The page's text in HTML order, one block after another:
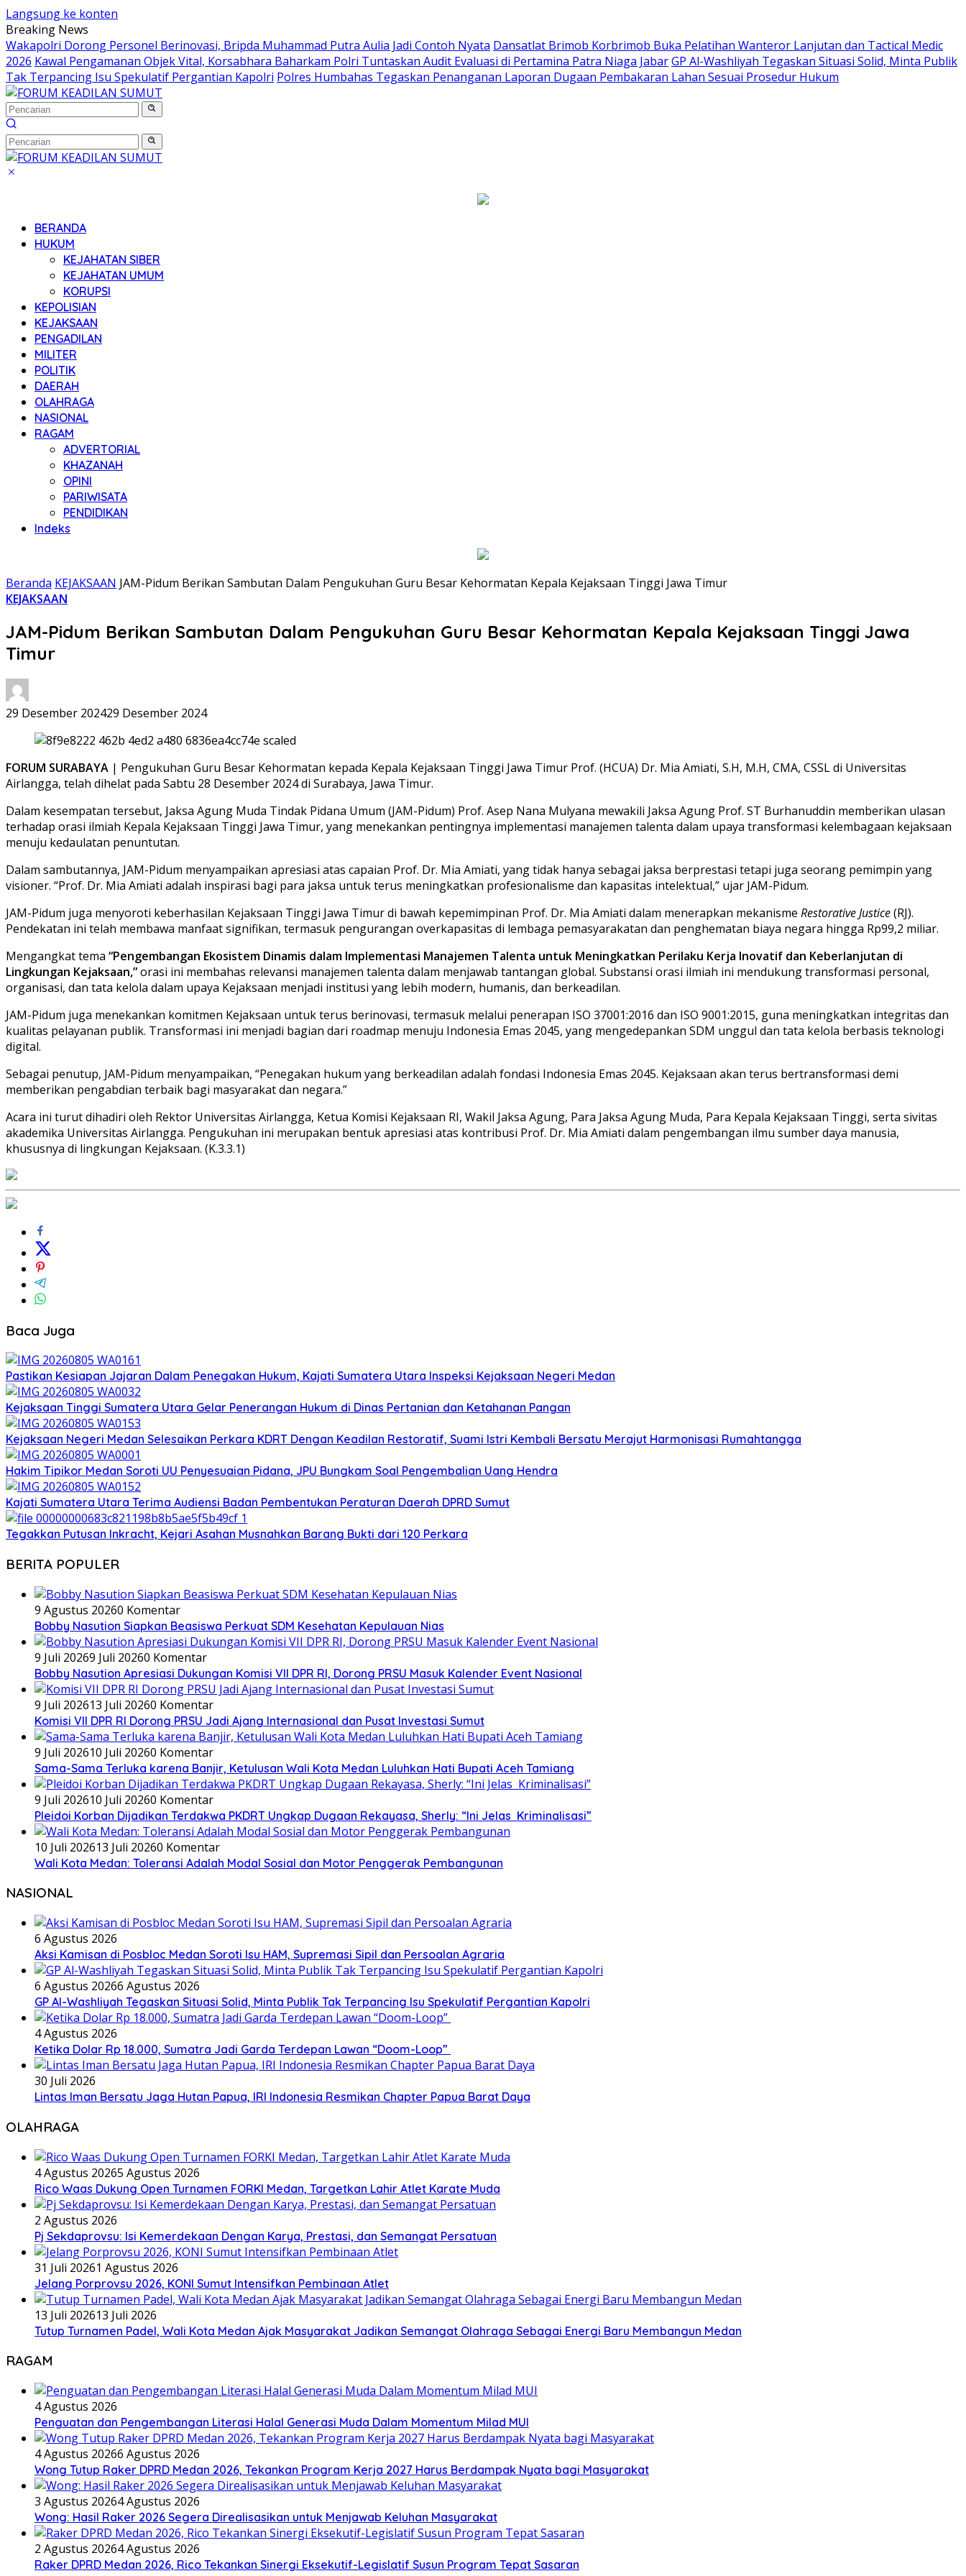
Langsung ke konten
Breaking News
Wakapolri Dorong Personel Berinovasi, Bripda Muhammad Putra Aulia Jadi Contoh Nyata Dansatlat Brimob Korbrimob Buka Pelatihan Wanteror Lanjutan dan Tactical Medic
2026 Kawal Pengamanan Objek Vital, Korsabhara Baharkam Polri Tuntaskan Audit Evaluasi di Pertamina Patra Niaga JabarGP Al-Washliyah Tegaskan Situasi Solid, Minta Publik
Tak Terpancing Isu Spekulatif Pergantian Kapolri Polres Humbahas Tegaskan Penanganan Laporan Dugaan Pembakaran Lahan Sesuai Prosedur Hukum
BERANDA
HUKUM
KEJAHATAN SIBER
KEJAHATAN UMUM
KORUPSI
KEPOLISIAN
KEJAKSAAN
PENGADILAN
MILITER
POLITIK
DAERAH
OLAHRAGA
NASIONAL
RAGAM
ADVERTORIAL
KHAZANAH
OPINI
PARIWISATA
PENDIDIKAN
Indeks
Beranda KEJAKSAAN JAM-Pidum Berikan Sambutan Dalam Pengukuhan Guru Besar Kehormatan Kepala Kejaksaan Tinggi Jawa Timur
KEJAKSAAN
JAM-Pidum Berikan Sambutan Dalam Pengukuhan Guru Besar Kehormatan Kepala Kejaksaan Tinggi Jawa
Timur
29 Desember 202429 Desember 2024
FORUM SURABAYA | Pengukuhan Guru Besar Kehormatan kepada Kepala Kejaksaan Tinggi Jawa Timur Prof. (HCUA) Dr. Mia Amiati, S.H, M.H, CMA, CSSL di Universitas
Airlangga, telah dihelat pada Sabtu 28 Desember 2024 di Surabaya, Jawa Timur.
Dalam kesempatan tersebut, Jaksa Agung Muda Tindak Pidana Umum (JAM-Pidum) Prof. Asep Nana Mulyana mewakili Jaksa Agung Prof. ST Burhanuddin memberikan ulasan
terhadap orasi ilmiah Kepala Kejaksaan Tinggi Jawa Timur, yang menekankan pentingnya implementasi manajemen talenta dalam upaya transformasi kelembagaan kejaksaan
menuju kedaulatan penuntutan.
Dalam sambutannya, JAM-Pidum menyampaikan apresiasi atas capaian Prof. Dr. Mia Amiati, yang tidak hanya sebagai jaksa berprestasi tetapi juga seorang pemimpin yang
visioner. “Prof. Dr. Mia Amiati adalah inspirasi bagi para jaksa untuk terus meningkatkan profesionalisme dan kapasitas intelektual,” ujar JAM-Pidum.
JAM-Pidum juga menyoroti keberhasilan Kejaksaan Tinggi Jawa Timur di bawah kepemimpinan Prof. Dr. Mia Amiati dalam menerapkan mekanisme Restorative Justice(RJ).
Pendekatan ini telah membawa manfaat signifikan, termasuk pengurangan overkapasitas di lembaga pemasyarakatan dan penghematan biaya negara hingga Rp99,2 miliar.
Mengangkat tema “Pengembangan Ekosistem Dinamis dalam Implementasi Manajemen Talenta untuk Meningkatkan Perilaku Kerja Inovatif dan Keberlanjutan di
Lingkungan Kejaksaan,”orasi ini membahas relevansi manajemen talenta dalam menjawab tantangan global. Substansi orasi ilmiah ini mendukung transformasi personal,
organisasi, dan tata kelola dalam upaya Kejaksaan menjadi institusi yang lebih modern, humanis, dan berkeadilan.
JAM-Pidum juga menekankan komitmen Kejaksaan untuk terus berinovasi, termasuk melalui penerapan ISO 37001:2016 dan ISO 9001:2015, guna meningkatkan integritas dan
kualitas pelayanan publik. Transformasi ini menjadi bagian dari roadmap menuju Indonesia Emas 2045, yang mengedepankan SDM unggul dan tata kelola berbasis teknologi
digital.
Sebagai penutup, JAM-Pidum menyampaikan, “Penegakan hukum yang berkeadilan adalah fondasi Indonesia Emas 2045. Kejaksaan akan terus bertransformasi demi
memberikan pengabdian terbaik bagi masyarakat dan negara.”
Acara ini turut dihadiri oleh Rektor Universitas Airlangga, Ketua Komisi Kejaksaan RI, Wakil Jaksa Agung, Para Jaksa Agung Muda, Para Kepala Kejaksaan Tinggi, serta sivitas
akademika Universitas Airlangga. Pengukuhan ini merupakan bentuk apresiasi atas kontribusi Prof. Dr. Mia Amiati dalam pengembangan ilmu sumber daya manusia,
khususnya di lingkungan Kejaksaan. (K.3.3.1)
Baca Juga
Pastikan Kesiapan Jajaran Dalam Penegakan Hukum, Kajati Sumatera Utara Inspeksi Kejaksaan Negeri Medan
Kejaksaan Tinggi Sumatera Utara Gelar Penerangan Hukum di Dinas Pertanian dan Ketahanan Pangan
Kejaksaan Negeri Medan Selesaikan Perkara KDRT Dengan Keadilan Restoratif, Suami Istri Kembali Bersatu Merajut Harmonisasi Rumahtangga
Hakim Tipikor Medan Soroti UU Penyesuaian Pidana, JPU Bungkam Soal Pengembalian Uang Hendra
Kajati Sumatera Utara Terima Audiensi Badan Pembentukan Peraturan Daerah DPRD Sumut
Tegakkan Putusan Inkracht, Kejari Asahan Musnahkan Barang Bukti dari 120 Perkara
BERITA POPULER
9 Agustus 20260 Komentar
Bobby Nasution Siapkan Beasiswa Perkuat SDM Kesehatan Kepulauan Nias
9 Juli 20269 Juli 20260 Komentar
Bobby Nasution Apresiasi Dukungan Komisi VII DPR RI, Dorong PRSU Masuk Kalender Event Nasional
9 Juli 202613 Juli 20260 Komentar
Komisi VII DPR RI Dorong PRSU Jadi Ajang Internasional dan Pusat Investasi Sumut
9 Juli 202610 Juli 20260 Komentar
Sama-Sama Terluka karena Banjir, Ketulusan Wali Kota Medan Luluhkan Hati Bupati Aceh Tamiang
9 Juli 202610 Juli 20260 Komentar
Pleidoi Korban Dijadikan Terdakwa PKDRT Ungkap Dugaan Rekayasa, Sherly: “Ini Jelas Kriminalisasi”
10 Juli 202613 Juli 20260 Komentar
Wali Kota Medan: Toleransi Adalah Modal Sosial dan Motor Penggerak Pembangunan
NASIONAL
6 Agustus 2026
Aksi Kamisan di Posbloc Medan Soroti Isu HAM, Supremasi Sipil dan Persoalan Agraria
6 Agustus 20266 Agustus 2026
GP Al-Washliyah Tegaskan Situasi Solid, Minta Publik Tak Terpancing Isu Spekulatif Pergantian Kapolri
4 Agustus 2026
Ketika Dolar Rp 18.000, Sumatra Jadi Garda Terdepan Lawan “Doom-Loop”
30 Juli 2026
Lintas Iman Bersatu Jaga Hutan Papua, IRI Indonesia Resmikan Chapter Papua Barat Daya
OLAHRAGA
4 Agustus 20265 Agustus 2026
Rico Waas Dukung Open Turnamen FORKI Medan, Targetkan Lahir Atlet Karate Muda
2 Agustus 2026
Pj Sekdaprovsu: Isi Kemerdekaan Dengan Karya, Prestasi, dan Semangat Persatuan
31 Juli 20261 Agustus 2026
Jelang Porprovsu 2026, KONI Sumut Intensifkan Pembinaan Atlet
13 Juli 202613 Juli 2026
Tutup Turnamen Padel, Wali Kota Medan Ajak Masyarakat Jadikan Semangat Olahraga Sebagai Energi Baru Membangun Medan
RAGAM
4 Agustus 2026
Penguatan dan Pengembangan Literasi Halal Generasi Muda Dalam Momentum Milad MUI
4 Agustus 20266 Agustus 2026
Wong Tutup Raker DPRD Medan 2026, Tekankan Program Kerja 2027 Harus Berdampak Nyata bagi Masyarakat
3 Agustus 20264 Agustus 2026
Wong: Hasil Raker 2026 Segera Direalisasikan untuk Menjawab Keluhan Masyarakat
2 Agustus 20264 Agustus 2026
Raker DPRD Medan 2026, Rico Tekankan Sinergi Eksekutif-Legislatif Susun Program Tepat Sasaran